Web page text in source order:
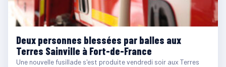
Deux personnes blessées par balles aux
Terres Sainville à Fort-de-France
Une nouvelle fusillade s'est produite vendredi soir aux Terres